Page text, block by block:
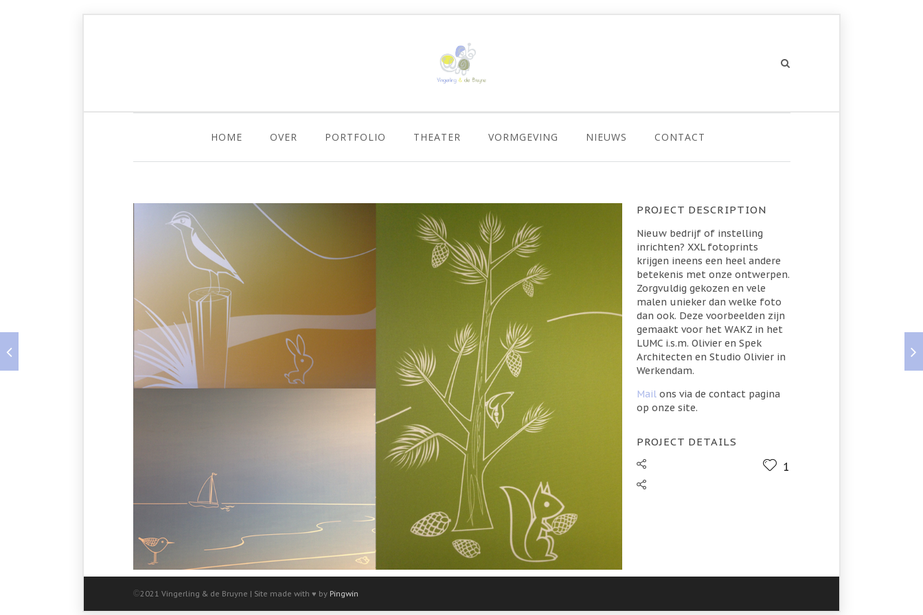
HOME OVER PORTFOLIO THEATER VORMGEVING NIEUWS CONTACT
PROJECT DESCRIPTION
Nieuw bedrijf of instelling
inrichten? XXL fotoprints
krijgen ineens een heel andere
betekenis met onze ontwerpen.
Zorgvuldig gekozen en vele
malen unieker dan welke foto
dan ook. Deze voorbeelden zijn
gemaakt voor het WAKZ in het
LUMC i.s.m. Olivier en Spek
Architecten en Studio Olivier in
Werkendam.
Mailons via de contact pagina
op onze site.
PROJECT DETAILS
1
©2021 Vingerling & de Bruyne | Site made with ♥ by Pingwin